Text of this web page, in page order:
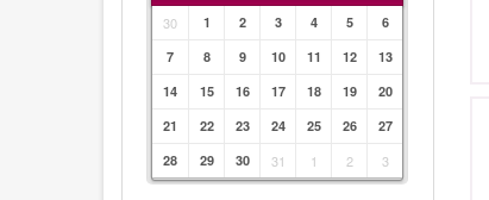
30 1 2 3 4 5
6
7
8 9 10 11 12
13
14
15 16 17 18 19
20
21
22 23 24 25 26
27
28
29 30 31 1 2 3